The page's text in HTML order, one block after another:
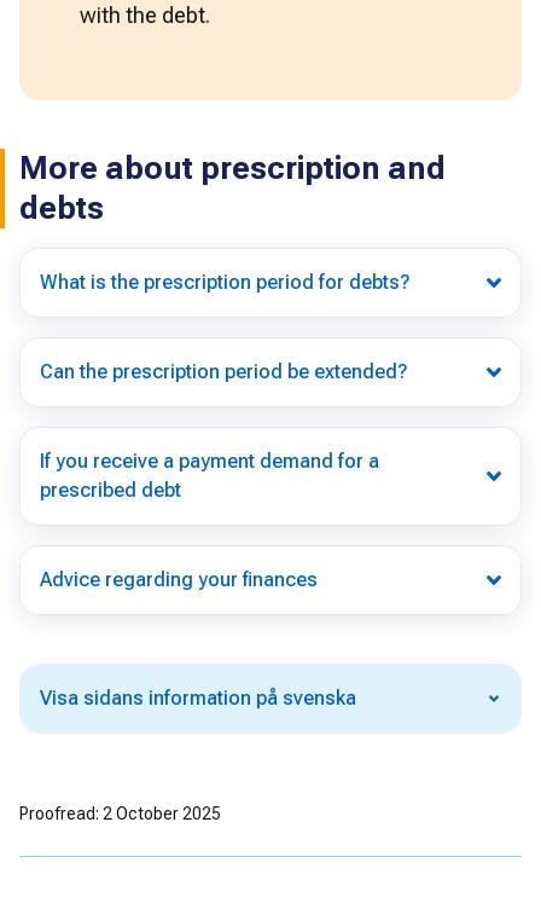
with the debt.
More about prescription and
debts
What is the prescription period for debts?
Can the prescription period be extended?
If you receive a payment demand for a
prescribed debt
Advice regarding your finances
Visa sidans information på svenska
Proofread: 2 October 2025